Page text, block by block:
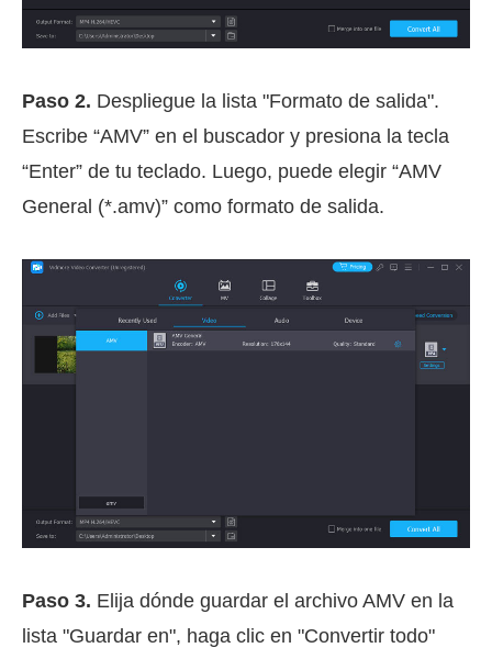
Paso 2. Despliegue la lista "Formato de salida".
Escribe “AMV” en el buscador y presiona la tecla
“Enter” de tu teclado. Luego, puede elegir “AMV
General (*.amv)” como formato de salida.
Paso 3. Elija dónde guardar el archivo AMV en la
lista "Guardar en", haga clic en "Convertir todo"